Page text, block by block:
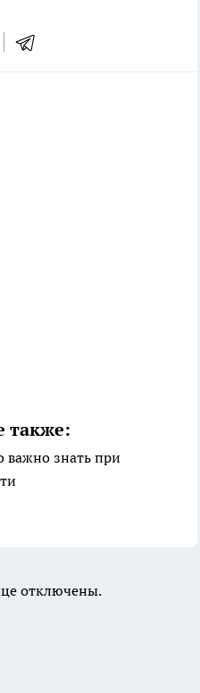
также:
знать при
отключены.